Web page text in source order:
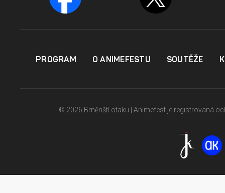
PROGRAM O ANIMEFESTU SOUTĚŽE
© 2026 Brněnští otaku | Animefest je registrovaná